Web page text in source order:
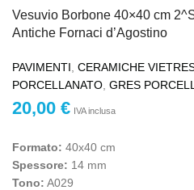
Vesuvio Borbone 40×40 cm
Antiche Fornaci d’Agostino
PAVIMENTI CERAMICHE
PORCELLANATO GRES
20,00 € IVA inclusa
Formato: 40x40 cm
Spessore: 14 mm
Tono: A029